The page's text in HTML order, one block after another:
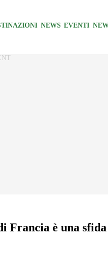
NEWS EVENTI
Francia è una